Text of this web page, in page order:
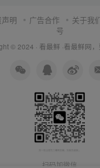
明 广告合作 关于我
号
© 2024 · 看最鲜 ·看最鲜网
扫码加微信